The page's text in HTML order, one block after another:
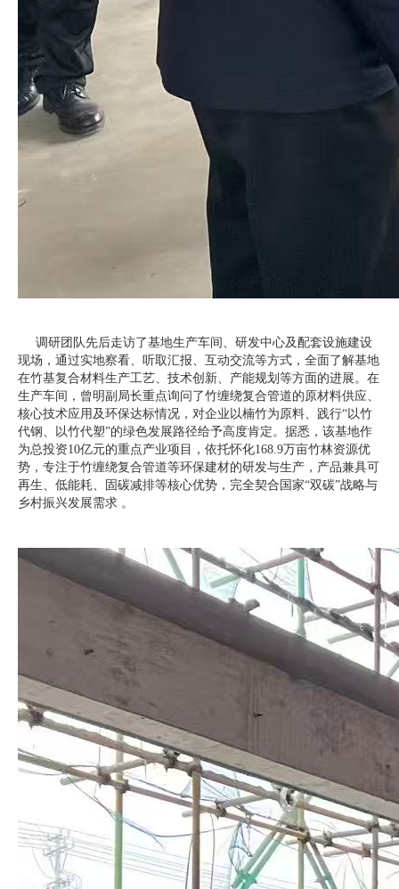
调研团队先后走访了基地生产车间、研发中心及配套设施建设
现场，通过实地察看、听取汇报、互动交流等方式，全面了解基地
在竹基复合材料生产工艺、技术创新、产能规划等方面的进展。在
生产车间，曾明副局长重点询问了竹缠绕复合管道的原材料供应、
核心技术应用及环保达标情况，对企业以楠竹为原料、践行“以竹
代钢、以竹代塑”的绿色发展路径给予高度肯定。据悉，该基地作
为总投资10亿元的重点产业项目，依托怀化168.9万亩竹林资源优
势，专注于竹缠绕复合管道等环保建材的研发与生产，产品兼具可
再生、低能耗、固碳减排等核心优势，完全契合国家“双碳”战略与
乡村振兴发展需求 。